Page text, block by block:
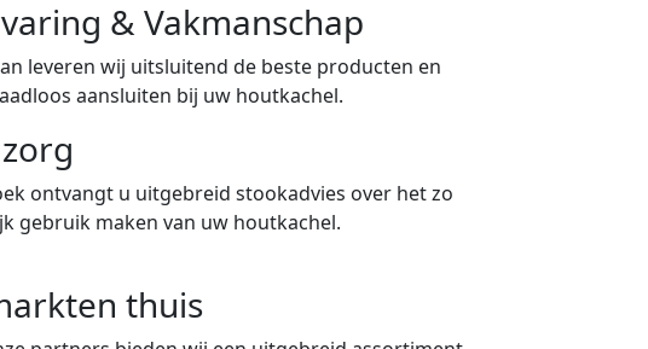
& Vakmanschap
leveren wij uitsluitend de beste producten en
aansluiten bij uw houtkachel.
ontvangt u uitgebreid stookadvies over het zo
gebruik maken van uw houtkachel.
thuis